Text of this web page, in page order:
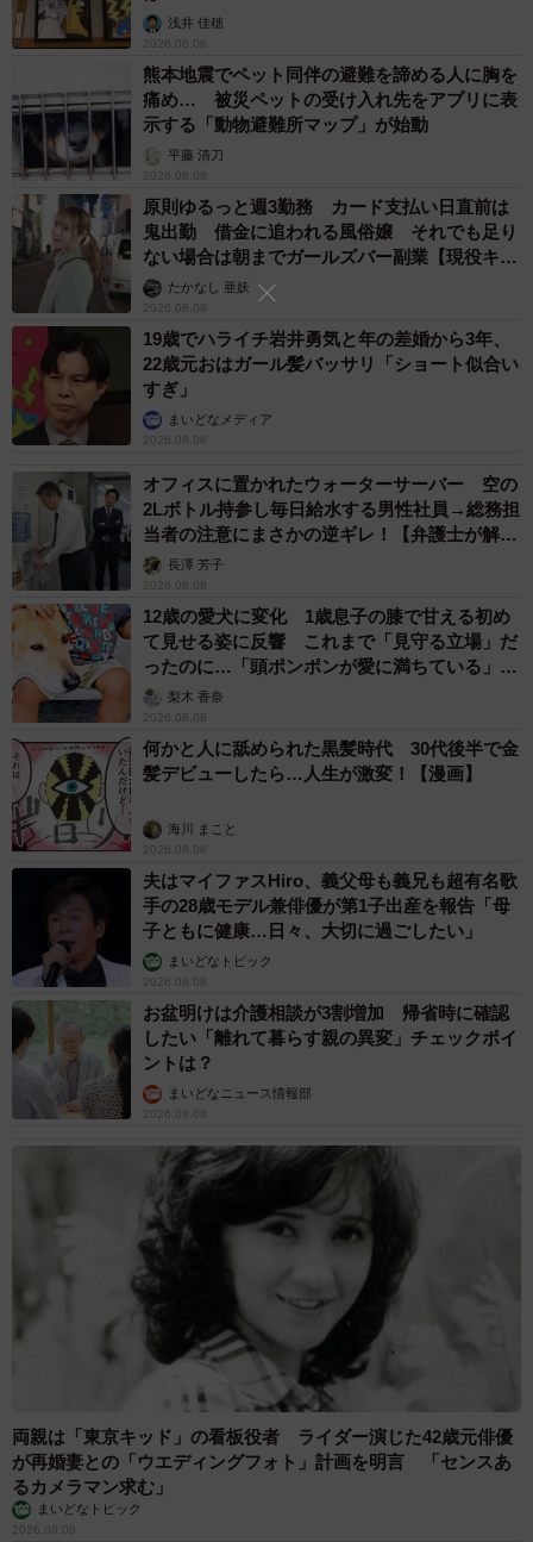
https://www.amazon.co.jp/dp/4909743138
なお「早稲田学」の期末課題がこちら😅💦
https://t.co/rwMnGsi5sC
pic.twitter.com/3qdLJcrSjA
— 戸山藝人 (@ryuka_ishigaya)
浅井 佳穂
2026.08.08
熊本地震でペット同伴の避難を諦める人に胸を
痛め… 被災ペットの受け入れ先をアプリに表
示する「動物避難所マップ」が始動
平藤 清刀
2026.08.08
原則ゆるっと週3勤務 カード支払い日直前は
鬼出勤 借金に追われる風俗嬢 それでも足り
ない場合は朝までガールズバー副業【現役キャ
ストに取材】
たかなし 亜妖
2026.08.08
19歳でハライチ岩井勇気と年の差婚から3年、
22歳元おはガール髪バッサリ「ショート似合い
すぎ」
まいどなメディア
2026.08.08
オフィスに置かれたウォーターサーバー 空の
2Lボトル持参し毎日給水する男性社員→総務担
当者の注意にまさかの逆ギレ！【弁護士が解
説】長澤 芳子
2026.08.08
12歳の愛犬に変化 1歳息子の膝で甘える初め
て見せる姿に反響 これまで「見守る立場」だ
ったのに…「頭ポンポンが愛に満ちている」
「尊…」
梨木 香奈
2026.08.08
何かと人に舐められた黒髪時代 30代後半で金
髪デビューしたら…人生が激変！【漫画】
海川 まこと
2026.08.08
夫はマイファスHiro、義父母も義兄も超有名歌
手の28歳モデル兼俳優が第1子出産を報告「母
子ともに健康…日々、大切に過ごしたい」
まいどなトピック
2026.08.08
お盆明けは介護相談が3割増加 帰省時に確認
したい「離れて暮らす親の異変」チェックポイ
ントは？
まいどなニュース情報部
2026.08.08
両親は「東京キッド」の看板役者 ライダー演じた42歳元俳優
が再婚妻との「ウエディングフォト」計画を明言 「センスあ
るカメラマン求む」
まいどなトピック
2026.08.08